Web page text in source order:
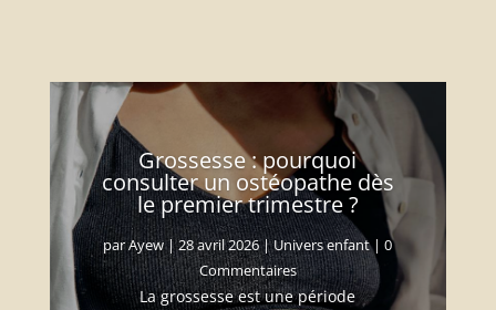
Grossesse : pourquoi
consulter un ostéopathe dès
le premier trimestre ?
parAyew|28 avril 2026|Univers enfant| 0
Commentaires
La grossesse est une période